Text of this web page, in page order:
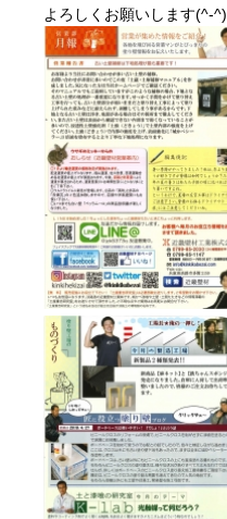
よろしくお願いします(^-^)